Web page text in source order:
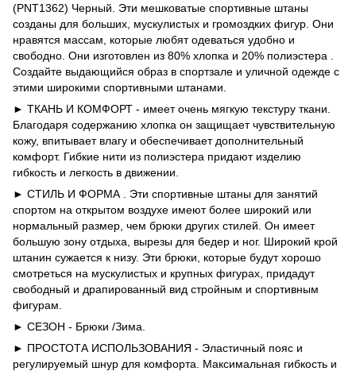
(PNT1362) Черный. Эти мешковатые спортивные штаны
созданы для больших, мускулистых и громоздких фигур. Они
нравятся массам, которые любят одеваться удобно и
свободно. Они изготовлен из 80% хлопка и 20% полиэстера .
Создайте выдающийся образ в спортзале и уличной одежде с
этими широкими спортивными штанами.
► ТКАНЬ И КОМФОРТ - имеет очень мягкую текстуру ткани.
Благодаря содержанию хлопка он защищает чувствительную
кожу, впитывает влагу и обеспечивает дополнительный
комфорт. Гибкие нити из полиэстера придают изделию
гибкость и легкость в движении.
► СТИЛЬ И ФОРМА . Эти спортивные штаны для занятий
спортом на открытом воздухе имеют более широкий или
нормальный размер, чем брюки других стилей. Он имеет
большую зону отдыха, вырезы для бедер и ног. Широкий крой
штанин сужается к низу. Эти брюки, которые будут хорошо
смотреться на мускулистых и крупных фигурах, придадут
свободный и драпированный вид стройным и спортивным
фигурам.
► СЕЗОН - Брюки /Зима.
► ПРОСТОТА ИСПОЛЬЗОВАНИЯ - Эластичный пояс и
регулируемый шнур для комфорта. Максимальная гибкость и